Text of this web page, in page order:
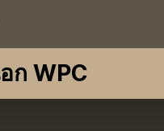
ก WPC